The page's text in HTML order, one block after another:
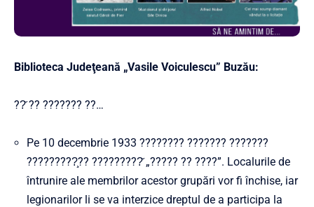
Biblioteca Judeţeană „Vasile Voiculescu” Buzău:
??̆ ?? ??????? ??…
Pe 10 decembrie 1933 ???????? ??????? ???????
?????????̧?? ?????????̆ „????? ?? ????”. Localurile de
întrunire ale membrilor acestor grupări vor fi închise, iar
legionarilor li se va interzice dreptul de a participa la